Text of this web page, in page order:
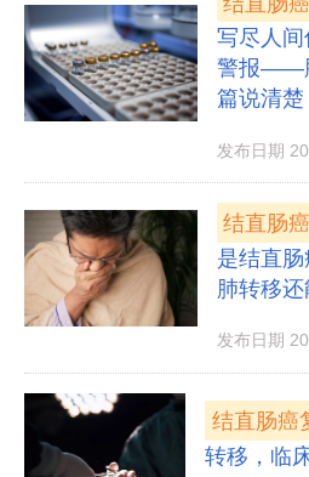
写尽人
警报——
篇说清楚
发布日期
结直肠
是结直
肺转移还
发布日期
结直肠癌
转移，临